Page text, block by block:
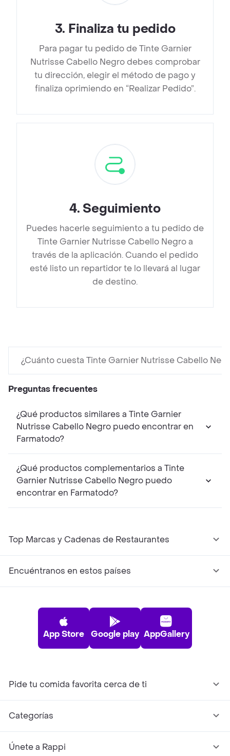
3. Finaliza tu pedido
Para pagar tu pedido de Tinte Garnier
Nutrisse Cabello Negro debes comprobar
tu dirección, elegir el método de pago y
finaliza oprimiendo en “Realizar Pedido”.
4. Seguimiento
Puedes hacerle seguimiento a tu pedido de
Tinte Garnier Nutrisse Cabello Negro a
través de la aplicación. Cuando el pedido
esté listo un repartidor te lo llevará al lugar
de destino.
¿Cuánto cuesta Tinte Garnier Nutrisse Cabello
Preguntas frecuentes
¿Qué productos similares a Tinte Garnier
Nutrisse Cabello Negro puedo encontrar en
Farmatodo?
¿Qué productos complementarios a Tinte
Garnier Nutrisse Cabello Negro puedo
encontrar en Farmatodo?
Top Marcas y Cadenas de Restaurantes
Encuéntranos en estos países
App Store Google play AppGallery
Pide tu comida favorita cerca de ti
Categorías
Únete a Rappi